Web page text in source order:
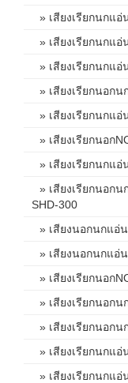
» เสียงเรียกนกแอ่
» เสียงเรียกนกแอ่
» เสียงเรียกนกแอ่
» เสียงเรียกนอกน
» เสียงเรียกนกแอ่
» เสียงเรียกนอก
» เสียงเรียกนกแอ่
» เสียงเรียกนอก
SHD-300
» เสียงนอกนกแอ่
» เสียงนอกนกแอ่
» เสียงเรียกนอก
» เสียงเรียกนอกน
» เสียงเรียกนอก
» เสียงเรียกนกแอ่
» เสียงเรียกนกแอ่